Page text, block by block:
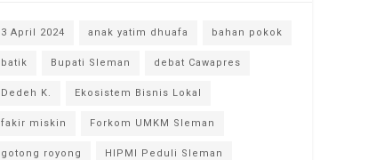
3 April 2024 anak yatim dhuafa bahan pokok
batik Bupati Sleman debat Cawapres
Dedeh K. Ekosistem Bisnis Lokal
fakir miskin Forkom UMKM Sleman
gotong royong HIPMI Peduli Sleman